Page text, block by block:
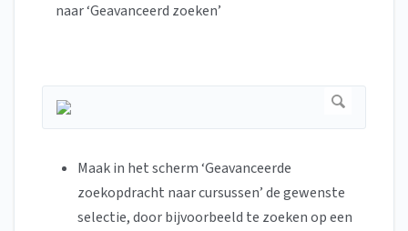
naar ‘Geavanceerd zoeken’
Maak in het scherm ‘Geavanceerde
zoekopdracht naar cursussen’ de gewenste
selectie, door bijvoorbeeld te zoeken op een